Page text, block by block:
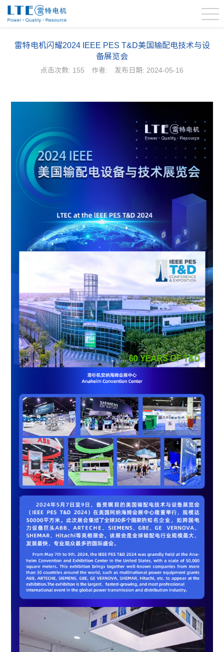
雷特电机闪耀2024 IEEE PES T&D美国输配电技术与设
备展览会
点击次数: 155 作者: 发布日期: 2024-05-16